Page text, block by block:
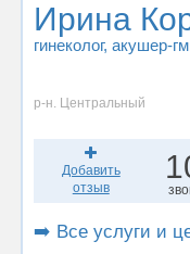
Ирина
гинеколог, акушер-
р-н. Центральный
Добавить
отзыв
➡️ Все услуги и